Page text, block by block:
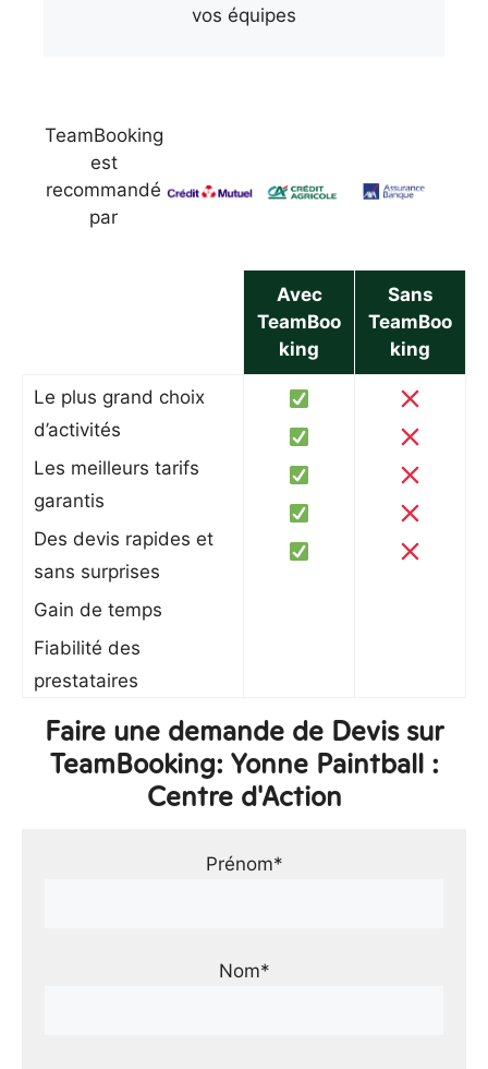
vos équipes
TeamBooking
est
recommandé
par
Avec
TeamBoo
king
Sans
TeamBoo
king
Le plus grand choix
d’activités
Les meilleurs tarifs
garantis
Des devis rapides et
sans surprises
Gain de temps
Fiabilité des
prestataires
Faire une demande de Devis sur
TeamBooking: Yonne Paintball :
Centre d'Action
Prénom*
Nom*